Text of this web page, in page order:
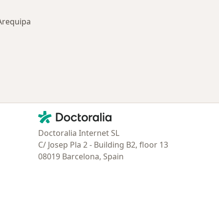
Contacto
Doctoralia - Página de inicio
Doctoralia Internet SL
C/ Josep Pla 2 - Building B2, floor 13
08019 Barcelona, Spain